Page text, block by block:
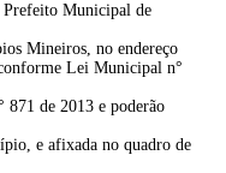
Prefeito Municipal de
Mineiros, no endereço
Lei Municipal n°
871 de 2013 e poderão
e afixada no quadro de